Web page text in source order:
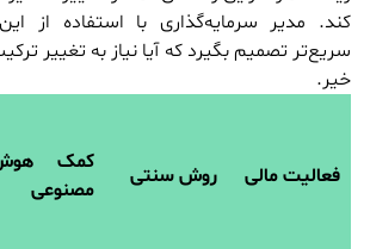
کند. مدیر سرمایه‌گذاری با استفاده از
سریع‌تر تصمیم بگیرد که آیا نیاز به تغییر
خیر.
فعالیت مالی روش سنتی
کمک
مصنوعی